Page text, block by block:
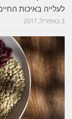
לעלייה באיכות
3 באפריל, 2017